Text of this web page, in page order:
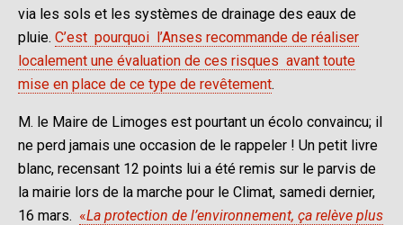
via les sols et les systèmes de drainage des eaux de
pluie. C’est pourquoi l’Anses recommande de réaliser
localement une évaluation de ces risques avant toute
mise en place de ce type de revêtement.
M. le Maire de Limoges est pourtant un écolo convaincu; il
ne perd jamais une occasion de le rappeler ! Un petit livre
blanc, recensant 12 points lui a été remis sur le parvis de
la mairie lors de la marche pour le Climat, samedi dernier,
16 mars. «La protection de l’environnement, ça relève plus